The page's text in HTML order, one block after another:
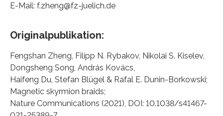
E-Mail: f.zheng@fz-juelich.de
Originalpublikation:
Fengshan Zheng, Filipp N. Rybakov, Nikolai S. Kiselev,
Dongsheng Song, András Kovács,
Haifeng Du, Stefan Blügel & Rafal E. Dunin-Borkowski;
Magnetic skyrmion braids;
Nature Communications (2021), DOI: 10.1038/s41467-